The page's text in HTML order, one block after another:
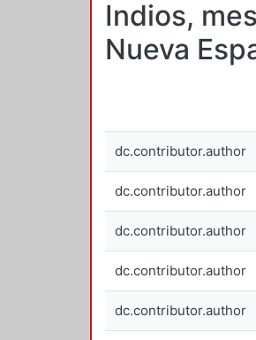
Indios,
Nueva
dc.contributor.author
dc.contributor.author
dc.contributor.author
dc.contributor.author
dc.contributor.author